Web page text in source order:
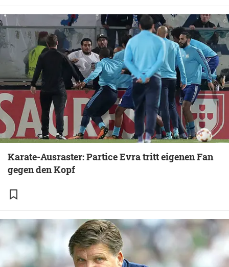
Karate-Ausraster: Partice Evra tritt eigenen Fan
gegen den Kopf